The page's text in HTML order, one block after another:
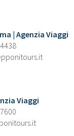
| Agenzia Viaggi
Viaggi